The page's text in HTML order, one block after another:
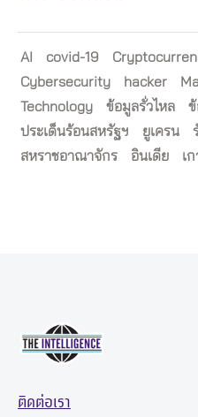
AI covid-19
Cybersecurity
hacker
Technology
ข้อมูลรั่วไหล
ประเด็นร้อนสหรัฐฯ
ยูเครน
สหราชอาณาจักร
อินเดีย เ
ติดต่อเรา